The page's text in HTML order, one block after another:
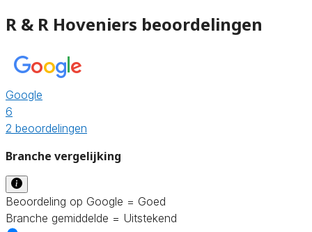
R & R Hoveniers beoordelingen
Google
6
2 beoordelingen
Branche vergelijking
Beoordeling op Google = Goed
Branche gemiddelde = Uitstekend